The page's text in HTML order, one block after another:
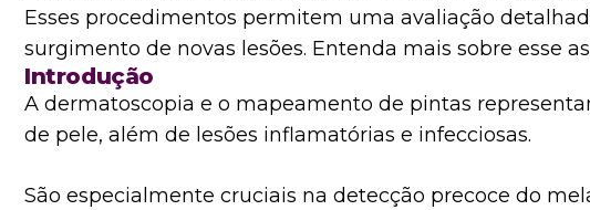
Esses procedimentos permitem uma avaliação
surgimento de novas lesões. Entenda mais sobre esse
Introdução
A dermatoscopia e o mapeamento de pintas
de pele, além de lesões inflamatórias e infecciosas.
São especialmente cruciais na detecção precoce do